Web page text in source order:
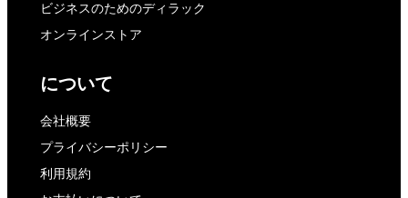
ビジネスのためのディラック
オンラインストア
について
会社概要
プライバシーポリシー
利用規約